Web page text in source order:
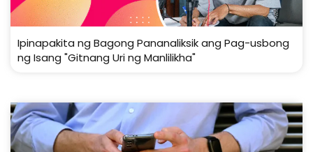
Ipinapakita ng Bagong Pananaliksik ang Pag-usbong
ng Isang "Gitnang Uri ng Manlilikha"